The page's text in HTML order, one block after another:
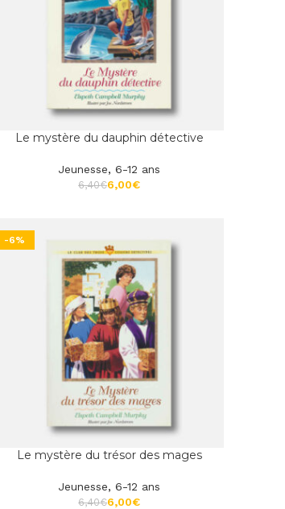
Le mystère du dauphin détective
Jeunesse,6-12 ans
6,40€6,00€
-6%
Le mystère du trésor des mages
Jeunesse,6-12 ans
6,40€6,00€